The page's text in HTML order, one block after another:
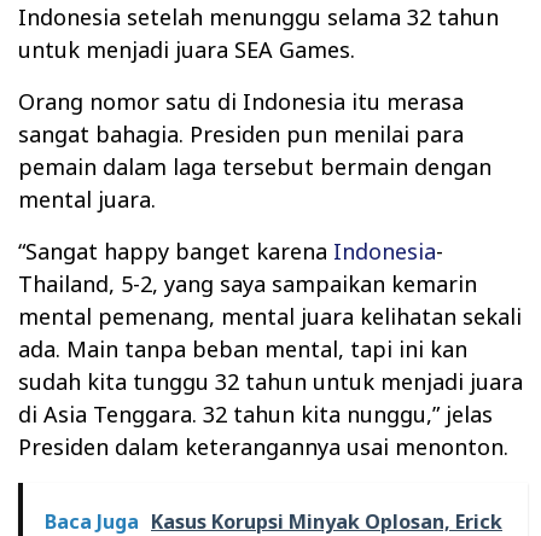
Indonesia setelah menunggu selama 32 tahun
untuk menjadi juara SEA Games.
Orang nomor satu di Indonesia itu merasa
sangat bahagia. Presiden pun menilai para
pemain dalam laga tersebut bermain dengan
mental juara.
“Sangat happy banget karena Indonesia-
Thailand, 5-2, yang saya sampaikan kemarin
mental pemenang, mental juara kelihatan sekali
ada. Main tanpa beban mental, tapi ini kan
sudah kita tunggu 32 tahun untuk menjadi juara
di Asia Tenggara. 32 tahun kita nunggu,” jelas
Presiden dalam keterangannya usai menonton.
Baca Juga Kasus Korupsi Minyak Oplosan, Erick